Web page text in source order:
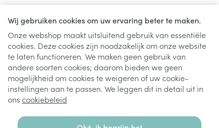
Wij gebruiken cookies om uw ervaring beter te maken.
Onze webshop maakt uitsluitend gebruik van essentiële
cookies. Deze cookies zijn noodzakelijk om onze website
te laten functioneren. We maken geen gebruik van
andere soorten cookies; daarom bieden we geen
mogelijkheid om cookies te weigeren of uw cookie-
instellingen aan te passen. We leggen dit in detail uit in
ons cookiebeleid
Juridische links